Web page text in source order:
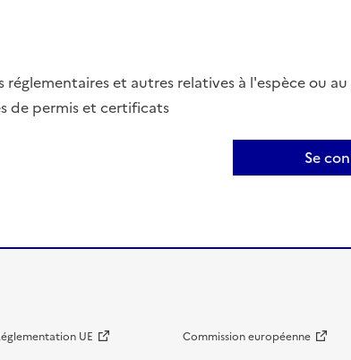
et autres relatives à l'espèce ou
de permis et certificats
Se
UE Commission européenne